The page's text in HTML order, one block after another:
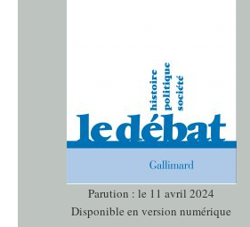
Parution : le 11 avril 2024
Disponible en version numérique